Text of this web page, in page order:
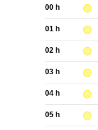
00 h
01 h
02 h
03 h
04 h
05 h